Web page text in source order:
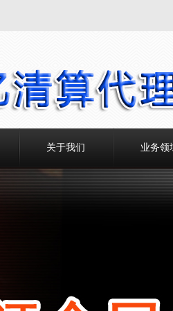
关于我们 业务领